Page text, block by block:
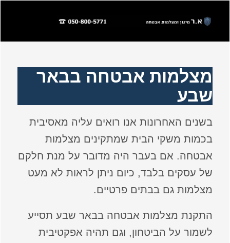
מצלמות אבטחה בבאר
שבע
בשנים האחרונות אנו רואים עליה מאסיבית
בכמות משקי הבית שמתקינים מצלמות
אבטחה. אם בעבר היה מדובר על מנת חלקם
של עסקים בלבד, כיום ניתן לראות לא מעט
מצלמות גם בבתים פרטיים.
התקנת מצלמות אבטחה בבאר שבע תסייע
לשמור על הביטחון, וגם תהיה אפקטיבית